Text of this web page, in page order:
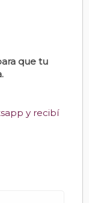
que tu
y recibí